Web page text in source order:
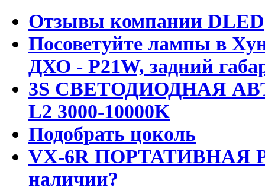
Отзывы компании DLED
Посоветуйте лампы в
ДХО - P21W, задний
3S СВЕТОДИОДНАЯ
L2 3000-10000K
Подобрать цоколь
VX-6R ПОРТАТИВНАЯ
наличии?